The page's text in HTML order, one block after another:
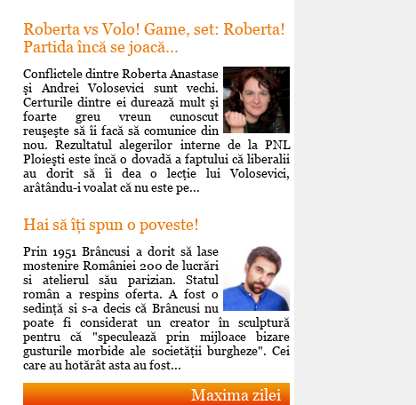
Roberta vs Volo! Game, set: Roberta!
Partida încă se joacă...
Conflictele dintre Roberta Anastase
şi Andrei Volosevici sunt vechi.
Certurile dintre ei durează mult şi
foarte greu vreun cunoscut
reuşeşte să îi facă să comunice din
nou. Rezultatul alegerilor interne de la PNL
Ploieşti este încă o dovadă a faptului că liberalii
au dorit să îi dea o lecţie lui Volosevici,
arâtându-i voalat că nu este pe...
Hai să îţi spun o poveste!
Prin 1951 Brâncusi a dorit să lase
mostenire României 200 de lucrări
si atelierul său parizian. Statul
român a respins oferta. A fost o
sedinţă si s-a decis că Brâncusi nu
poate fi considerat un creator în sculptură
pentru că "speculează prin mijloace bizare
gusturile morbide ale societăţii burgheze". Cei
care au hotărât asta au fost...
Maxima zilei